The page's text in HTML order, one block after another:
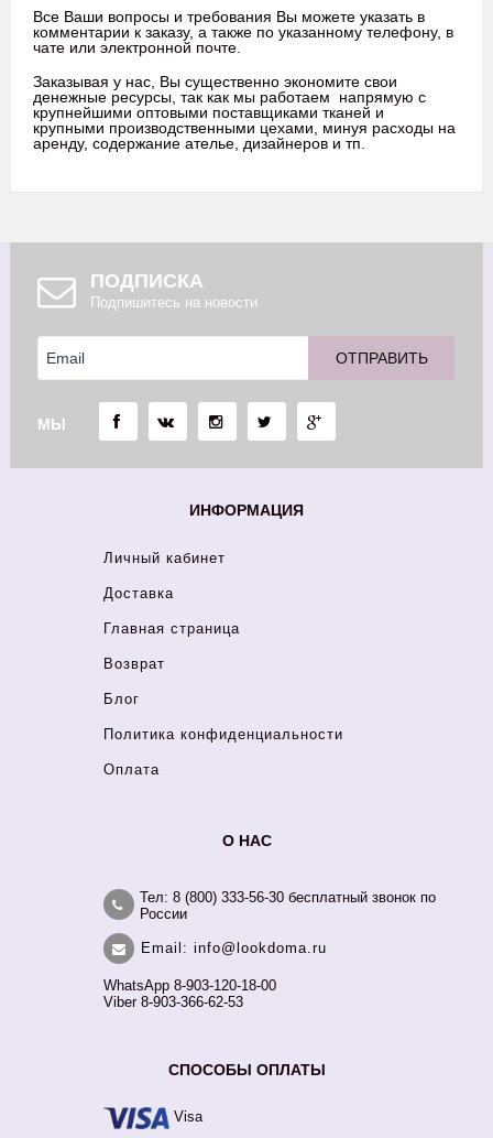
Все Ваши вопросы и требования Вы можете указать в
комментарии к заказу, а также по указанному телефону, в
чате или электронной почте.
Заказывая у нас, Вы существенно экономите свои
денежные ресурсы, так как мы работаем напрямую с
крупнейшими оптовыми поставщиками тканей и
крупными производственными цехами, минуя расходы на
аренду, содержание ателье, дизайнеров и тп.
ПОДПИСКА
Подпишитесь на новости
МЫ
ИНФОРМАЦИЯ
Личный кабинет
Доставка
Главная страница
Возврат
Блог
Политика конфиденциальности
Оплата
О НАС
Тел: 8 (800) 333-56-30 бесплатный звонок по
России
Email: info@lookdoma.ru
WhatsApp 8-903-120-18-00
Viber 8-903-366-62-53
СПОСОБЫ ОПЛАТЫ
Visa